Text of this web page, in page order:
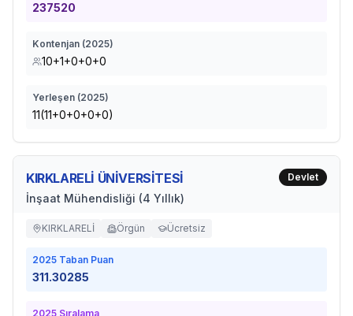
237520
Kontenjan (2025)
10+1+0+0+0
Yerleşen (2025)
11(11+0+0+0+0)
KIRKLARELİ ÜNİVERSİTESİ
İnşaat Mühendisliği (4 Yıllık)
Devlet
KIRKLARELİ Örgün Ücretsiz
2025 Taban Puan
311.30285
2025 Sıralama